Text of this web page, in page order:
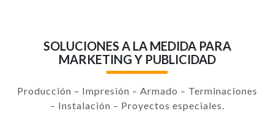
SOLUCIONES A LA MEDIDA PARA
MARKETING Y PUBLICIDAD
Producción – Impresión – Armado – Terminaciones
– Instalación – Proyectos especiales.